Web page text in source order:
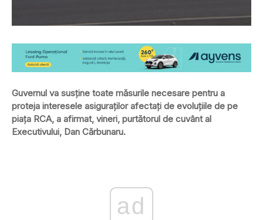
Guvernul va susţine toate măsurile necesare pentru a
proteja interesele asiguraţilor afectaţi de evoluţiile de pe
piaţa RCA, a afirmat, vineri, purtătorul de cuvânt al
Executivului, Dan Cărbunaru.
ad